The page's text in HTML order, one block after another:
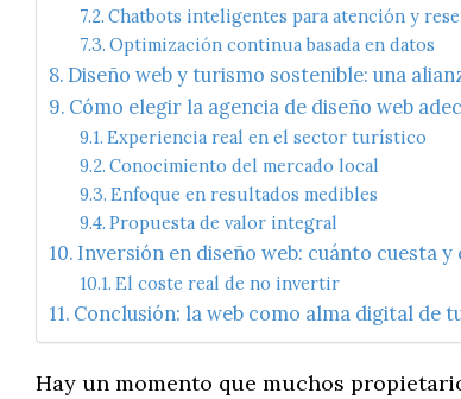
Chatbots inteligentes para atención y
Optimización continua basada en datos
Diseño web y turismo sostenible: una
Cómo elegir la agencia de diseño web
Experiencia real en el sector turístico
Conocimiento del mercado local
Enfoque en resultados medibles
Propuesta de valor integral
Inversión en diseño web: cuánto cuesta
El coste real de no invertir
Conclusión: la web como alma digital de
Hay un momento que muchos